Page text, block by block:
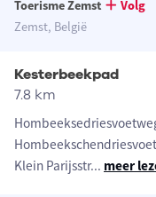
Toerisme Zemst
Volg
Zemst, België
Kesterbeekpad
7.8 km
Klein Parijsstr... meer